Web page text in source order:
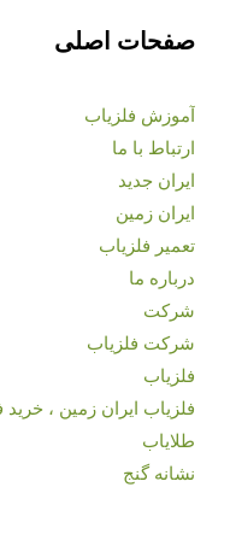
صفحات اصلی
آموزش فلزیاب
ارتباط با ما
ایران جدید
ایران زمین
تعمیر فلزیاب
درباره ما
شرکت
شرکت فلزیاب
فلزیاب
فلزیاب ایران زمین ،
طلایاب
نشانه گنج